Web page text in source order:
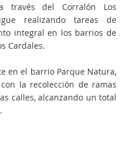
través del Corralón Los
realizando tareas de
integral en los barrios de
Cardales.
en el barrio Parque Natura,
la recolección de ramas
calles, alcanzando un total